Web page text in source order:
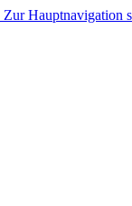
Zur Hauptnavigation